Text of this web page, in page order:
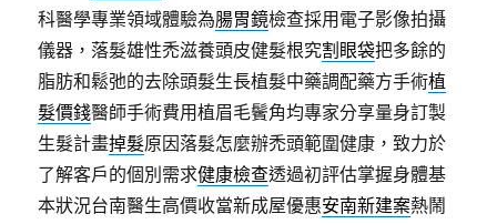
科醫學專業領域體驗為腸胃鏡檢查採用電子影像拍攝
儀器，落髮雄性禿滋養頭皮健髮根究割眼袋把多餘的
脂肪和鬆弛的去除頭髮生長植髮中藥調配藥方手術植
髮價錢醫師手術費用植眉毛鬢角均專家分享量身訂製
生髮計畫掉髮原因落髮怎麼辦禿頭範圍健康，致力於
了解客戶的個別需求健康檢查透過初評估掌握身體基
本狀況台南醫生高價收當新成屋優惠安南新建案熱鬧